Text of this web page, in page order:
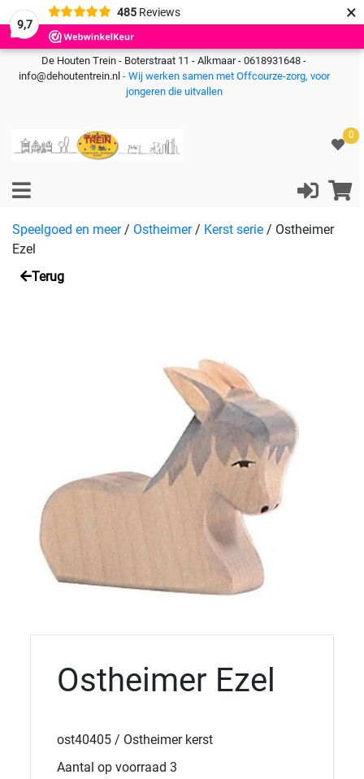
9,7
485 Reviews ×
De Houten Trein - Boterstraat 11 - Alkmaar - 0618931648 -
info@dehoutentrein.nl - Wij werken samen met Offcourze-zorg, voor
jongeren die uitvallen
0
Speelgoed en meer / Ostheimer / Kerst serie / Ostheimer
Ezel
Terug
Ostheimer Ezel
ost40405 / Ostheimer kerst
Aantal op voorraad 3